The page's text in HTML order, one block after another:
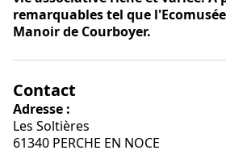
remarquables tel que
Manoir de Courboyer.
Contact
Adresse :
Les Soltières
61340 PERCHE EN NOCE